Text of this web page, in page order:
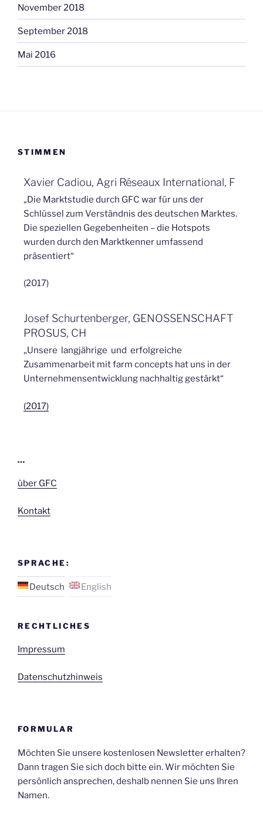
November 2018
September 2018
Mai 2016
STIMMEN
Xavier Cadiou, Agri Réseaux International, F
„Die Marktstudie durch GFC war für uns der
Schlüssel zum Verständnis des deutschen Marktes.
Die speziellen Gegebenheiten – die Hotspots
wurden durch den Marktkenner umfassend
präsentiert“
(2017)
Josef Schurtenberger, GENOSSENSCHAFT
PROSUS, CH
„Unsere langjährige und erfolgreiche
Zusammenarbeit mit farm concepts hat uns in der
Unternehmensentwicklung nachhaltig gestärkt“
(2017)
…
über GFC
Kontakt
SPRACHE:
Deutsch English
RECHTLICHES
Impressum
Datenschutzhinweis
FORMULAR
Möchten Sie unsere kostenlosen Newsletter erhalten?
Dann tragen Sie sich doch bitte ein. Wir möchten Sie
persönlich ansprechen, deshalb nennen Sie uns Ihren
Namen.